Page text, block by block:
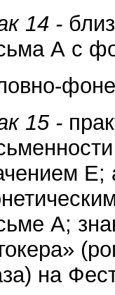
14 -
А с
15 -
Е;
А;
на